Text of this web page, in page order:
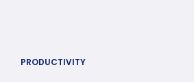
PRODUCTIVITY